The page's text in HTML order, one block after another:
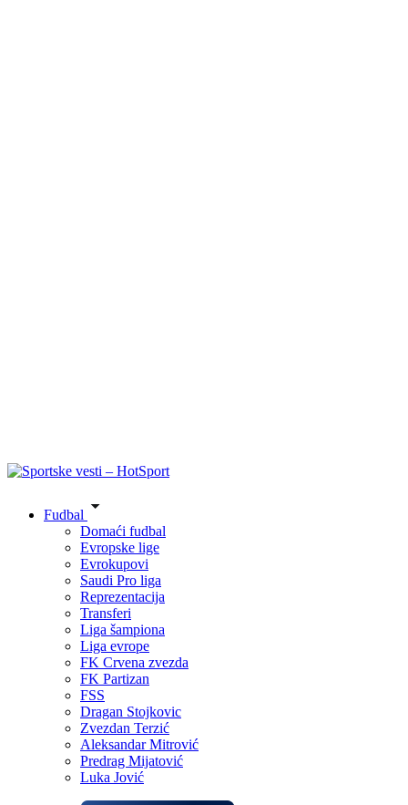
Fudbal
Domaći fudbal
Evropske lige
Evrokupovi
Saudi Pro liga
Reprezentacija
Transferi
Liga šampiona
Liga evrope
FK Crvena zvezda
FK Partizan
FSS
Dragan Stojkovic
Zvezdan Terzić
Aleksandar Mitrović
Predrag Mijatović
Luka Jović